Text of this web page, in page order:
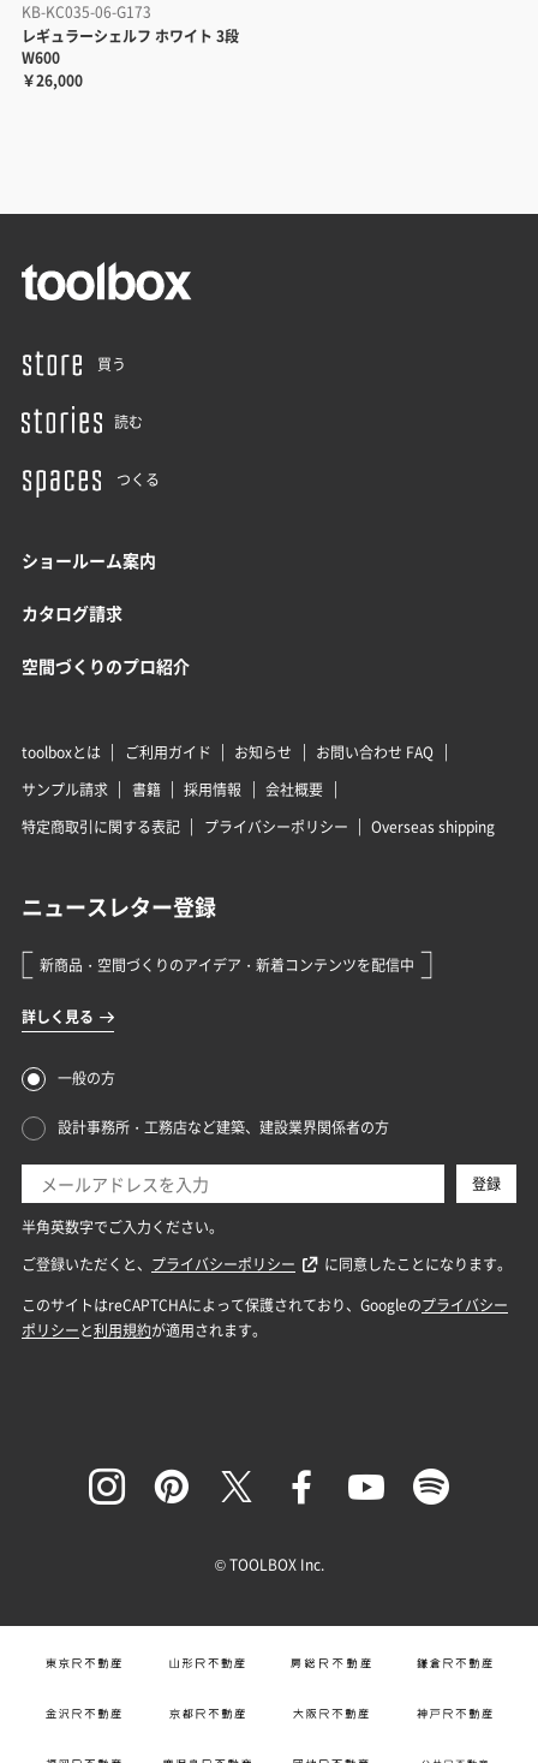
KB-KC035-06-G173
レギュラーシェルフ ホワイト 3段
W600
￥26,000
買う
読む
つくる
ショールーム案内
カタログ請求
空間づくりのプロ紹介
toolboxとは ご利用ガイド お知らせ
お問い合わせ FAQ
サンプル請求
書籍 採用情報
会社概要
特定商取引に関する表記
プライバシーポリシー Overseas shipping
© TOOLBOX Inc.